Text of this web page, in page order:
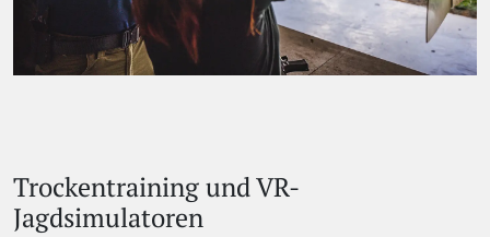
Trockentraining und VR-
Jagdsimulatoren